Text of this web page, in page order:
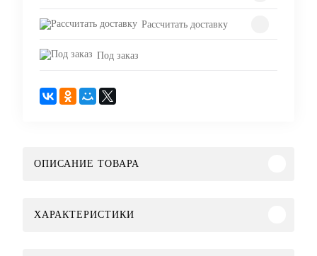
Рассчитать доставку
Под заказ
ОПИСАНИЕ ТОВАРА
ХАРАКТЕРИСТИКИ